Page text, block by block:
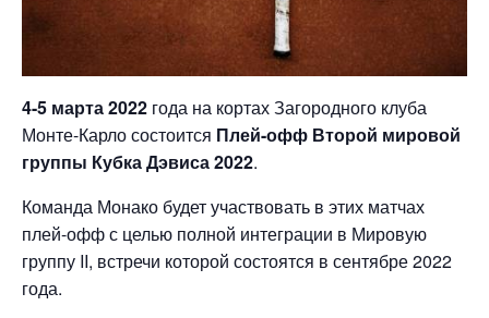
4-5 марта 2022 года на кортах Загородного клуба
Монте-Карло состоится Плей-офф Второй мировой
группы Кубка Дэвиса 2022.
Команда Монако будет участвовать в этих матчах
плей-офф с целью полной интеграции в Мировую
группу II, встречи которой состоятся в сентябре 2022
года.